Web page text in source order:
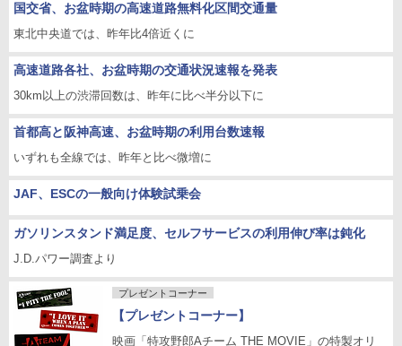
国交省、お盆時期の高速道路無料化区間交通量
東北中央道では、昨年比4倍近くに
高速道路各社、お盆時期の交通状況速報を発表
30km以上の渋滞回数は、昨年に比べ半分以下に
首都高と阪神高速、お盆時期の利用台数速報
いずれも全線では、昨年と比べ微増に
JAF、ESCの一般向け体験試乗会
ガソリンスタンド満足度、セルフサービスの利用伸び率は鈍化
J.D.パワー調査より
プレゼントコーナー
【プレゼントコーナー】
映画「特攻野郎Aチーム THE MOVIE」の特製オリ